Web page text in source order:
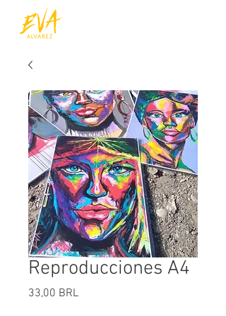
Reproducciones A4
33,00 BRLPrecio